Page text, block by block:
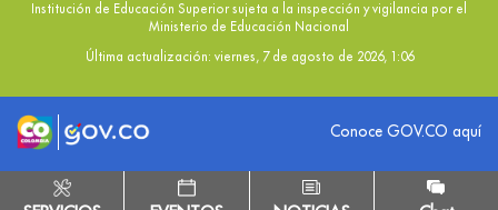
Institución de Educación Superior sujeta a la inspección y vigilancia por el
Ministerio de Educación Nacional
Última actualización: viernes, 7 de agosto de 2026, 1:06
Logo marca ColombiaLogo Gobierno de ColombiaConoce GOV.CO aquí